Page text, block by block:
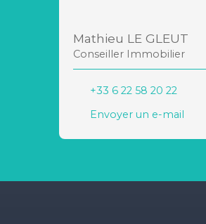
Mathieu LE GLEUT
Conseiller Immobilier
+33 6 22 58 20 22
Envoyer un e-mail